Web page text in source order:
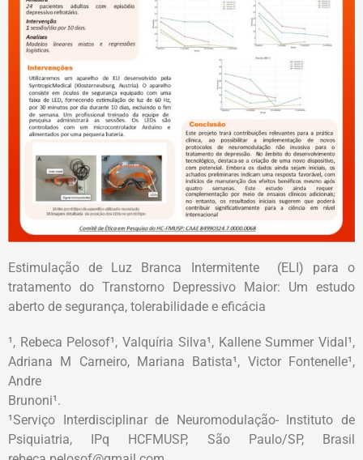
Estimulação de Luz Branca Intermitente (ELI) para o
tratamento do Transtorno Depressivo Maior: Um estudo
aberto de segurança, tolerabilidade e eficácia
¹, Rebeca Pelosof¹, Valquíria Silva¹, Kallene Summer Vidal¹,
Adriana M Carneiro, Mariana Batista¹, Victor Fontenelle¹,
Andre
Brunoni¹.
¹Serviço Interdisciplinar de Neuromodulação- Instituto de
Psiquiatria, IPq HCFMUSP, São Paulo/SP, Brasil